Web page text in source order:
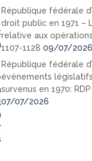
République fédérale
droit public en 1971 –
relative aux opérations
1107-1128 09/07/2026
République fédérale
évènements
survenus en 1970:
07/07/2026